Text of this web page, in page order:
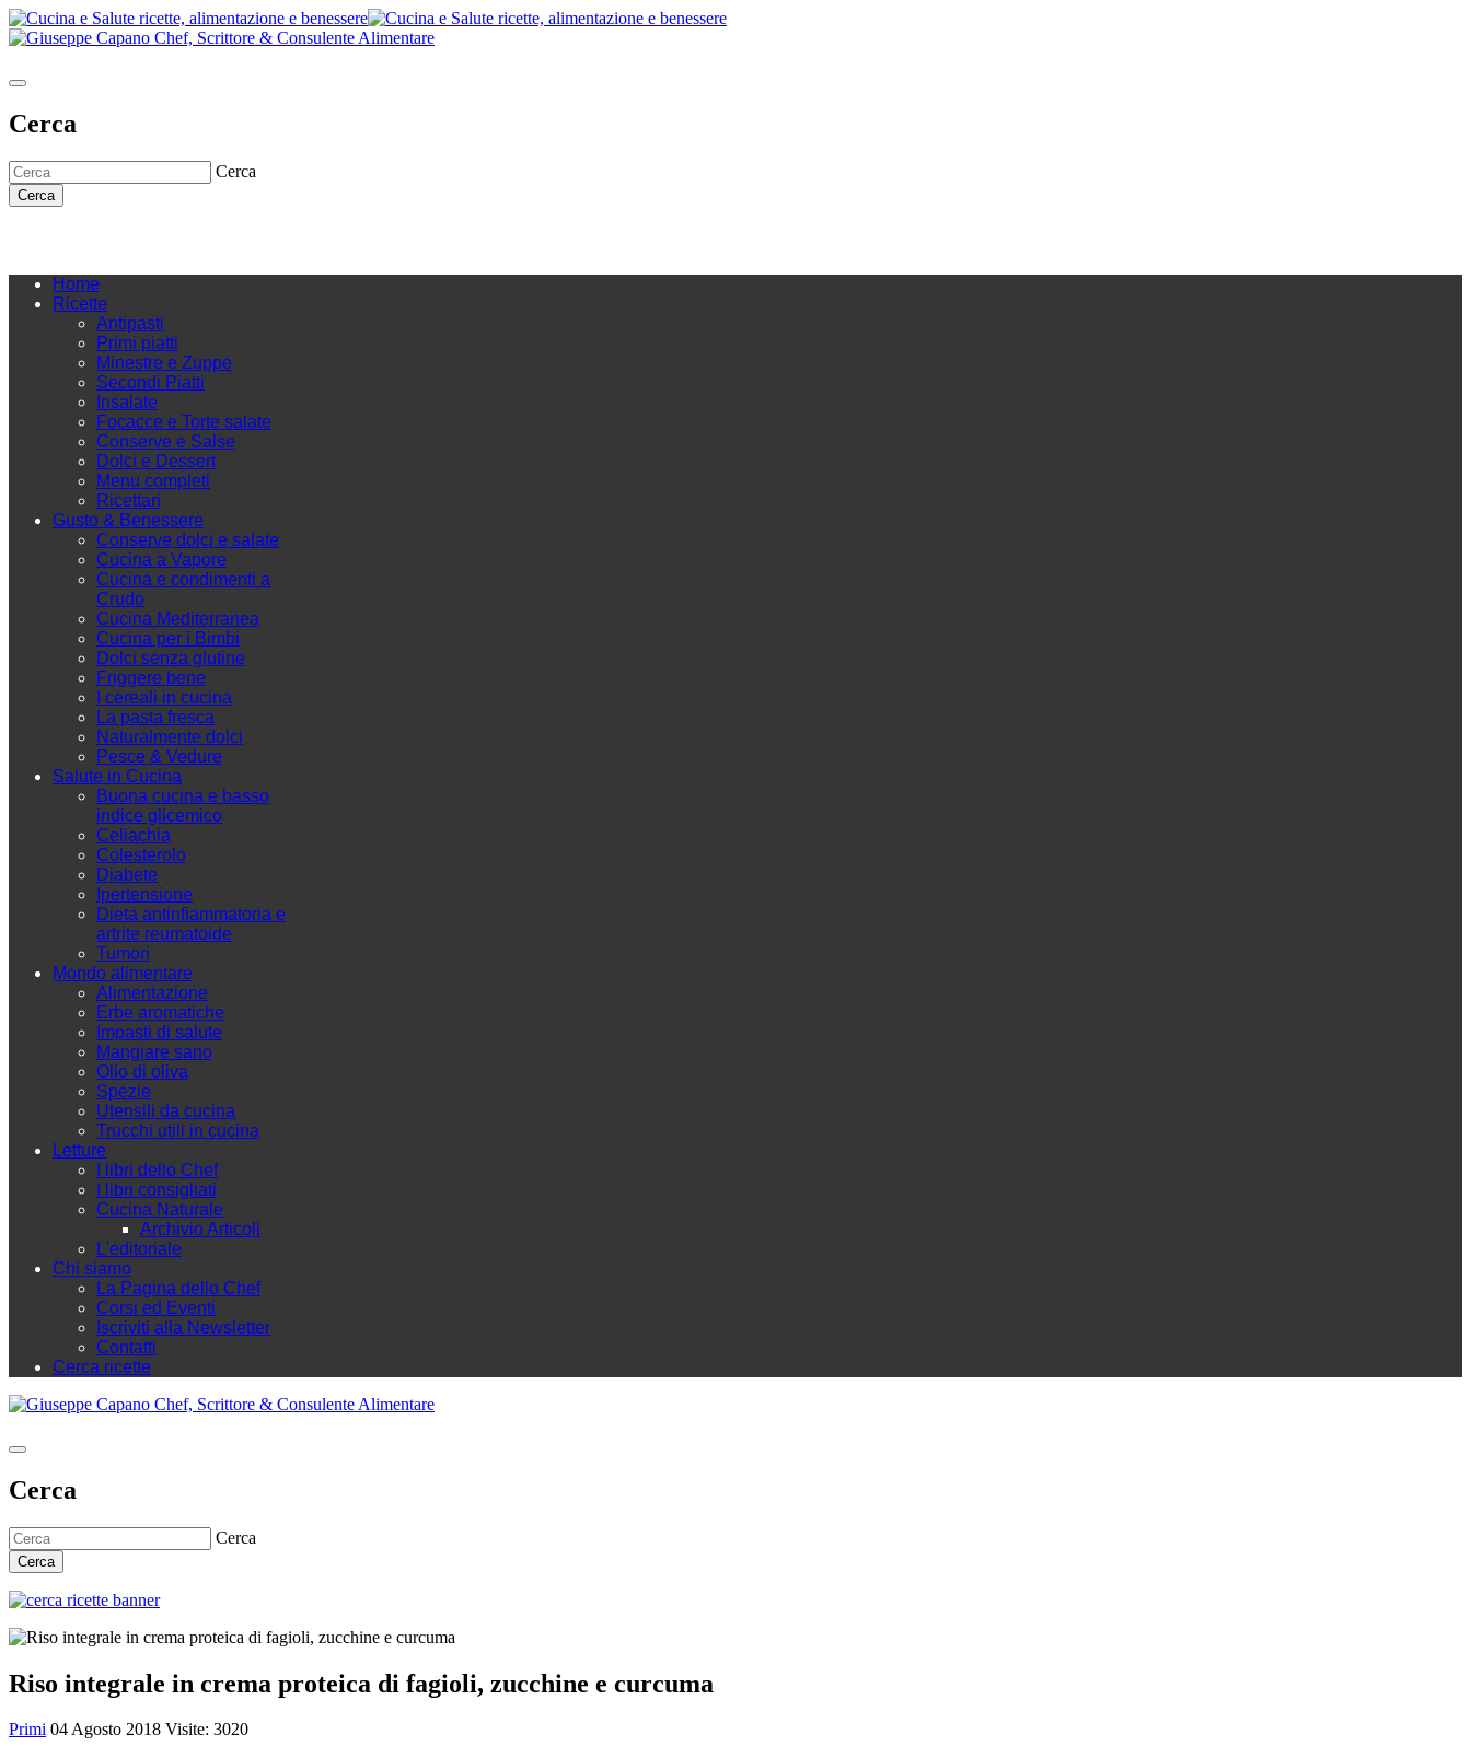
Cerca
Cerca
Cerca
Home
Ricette
Antipasti
Primi piatti
Minestre e Zuppe
Secondi Piatti
Insalate
Focacce e Torte salate
Conserve e Salse
Dolci e Dessert
Menu completi
Ricettari
Gusto & Benessere
Conserve dolci e salate
Cucina a Vapore
Cucina e condimenti a
Crudo
Cucina Mediterranea
Cucina per i Bimbi
Dolci senza glutine
Friggere bene
I cereali in cucina
La pasta fresca
Naturalmente dolci
Pesce & Vedure
Salute in Cucina
Buona cucina e basso
indice glicemico
Celiachia
Colesterolo
Diabete
Ipertensione
Dieta antinfiammatoria e
artrite reumatoide
Tumori
Mondo alimentare
Alimentazione
Erbe aromatiche
Impasti di salute
Mangiare sano
Olio di oliva
Spezie
Utensili da cucina
Trucchi utili in cucina
Letture
I libri dello Chef
I libri consigliati
Cucina Naturale
Archivio Articoli
L'editoriale
Chi siamo
La Pagina dello Chef
Corsi ed Eventi
Iscriviti alla Newsletter
Contatti
Cerca ricette
Cerca
Cerca
Cerca
Riso integrale in crema proteica di fagioli, zucchine e curcuma
Primi 04 Agosto 2018 Visite: 3020